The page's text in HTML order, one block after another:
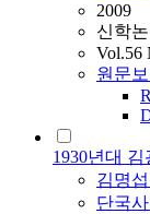
2009
신학
Vol.56
원문보
1930년대
김명
단국